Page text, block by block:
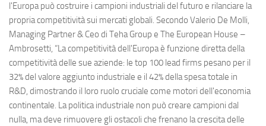
l'Europa può costruire i campioni industriali del futuro e rilanciare la
propria competitività sui mercati globali. Secondo Valerio De Molli,
Managing Partner & Ceo di Teha Group e The European House –
Ambrosetti, “La competitività dell'Europa è funzione diretta della
competitività delle sue aziende: le top 100 lead firms pesano per il
32% del valore aggiunto industriale e il 42% della spesa totale in
R&D, dimostrando il loro ruolo cruciale come motori dell'economia
continentale. La politica industriale non può creare campioni dal
nulla, ma deve rimuovere gli ostacoli che frenano la crescita delle